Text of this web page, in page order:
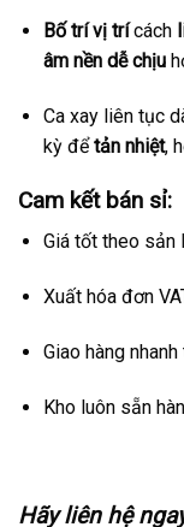
Bố trí vị trícách
âm nền dễ chịu
Ca xay liên tục
kỳ đểtản nhiệt,
Cam kết bán sỉ:
Giá tốt theo sản
Xuất hóa đơn
Giao hàng
Kho luôn sẵn
Hãy liên hệ